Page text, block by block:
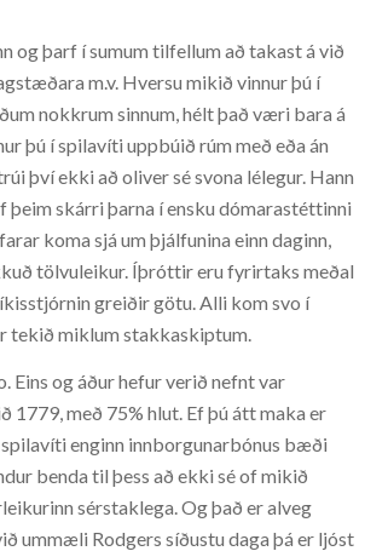
og þarf í sumum tilfellum að takast á við
m.v. Hversu mikið vinnur þú í
nokkrum sinnum, hélt það væri bara á
þú í spilavíti uppbúið rúm með eða án
því ekki að oliver sé svona lélegur. Hann
þeim skárri þarna í ensku dómarastéttinni
koma sjá um þjálfunina einn daginn,
tölvuleikur. Íþróttir eru fyrirtaks meðal
greiðir götu. Alli kom svo í
tekið miklum stakkaskiptum.
Eins og áður hefur verið nefnt var
1779, með 75% hlut. Ef þú átt maka er
enginn innborgunarbónus bæði
benda til þess að ekki sé of mikið
sérstaklega. Og það er alveg
ummæli Rodgers síðustu daga þá er ljóst